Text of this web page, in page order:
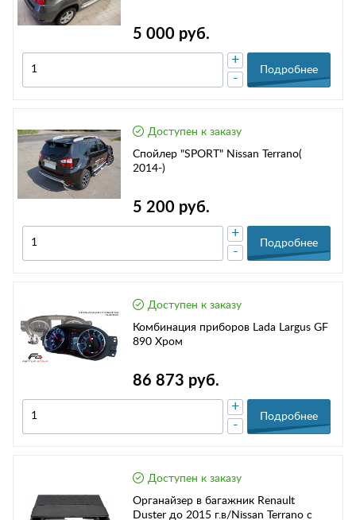
5 000 руб.
-
+
Подробнее
Доступен к заказу
Спойлер "SPORT" Nissan Terrano(
2014-)
5 200 руб.
-
+
Подробнее
Доступен к заказу
Комбинация приборов Lada Largus GF
890 Хром
86 873 руб.
-
+
Подробнее
Доступен к заказу
Органайзер в багажник Renault
Duster до 2015 г.в/Nissan Terrano c